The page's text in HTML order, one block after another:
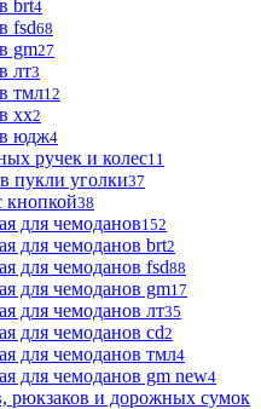
brt4
fsd68
gm27
лт3
тмл12
хх2
юдж4
ручек и колес11
пукли уголки37
кнопкой38
для чемоданов152
для чемоданов brt2
для чемоданов fsd88
для чемоданов gm17
для чемоданов лт35
для чемоданов сd2
для чемоданов тмл4
для чемоданов gm new4
рюкзаков и дорожных сумок